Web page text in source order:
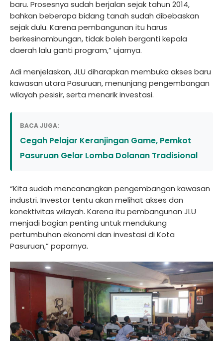
baru. Prosesnya sudah berjalan sejak tahun 2014,
bahkan beberapa bidang tanah sudah dibebaskan
sejak dulu. Karena pembangunan itu harus
berkesinambungan, tidak boleh berganti kepala
daerah lalu ganti program,” ujarnya.
Adi menjelaskan, JLU diharapkan membuka akses baru
kawasan utara Pasuruan, menunjang pengembangan
wilayah pesisir, serta menarik investasi.
BACA JUGA:
Cegah Pelajar Keranjingan Game, Pemkot
Pasuruan Gelar Lomba Dolanan Tradisional
“Kita sudah mencanangkan pengembangan kawasan
industri. Investor tentu akan melihat akses dan
konektivitas wilayah. Karena itu pembangunan JLU
menjadi bagian penting untuk mendukung
pertumbuhan ekonomi dan investasi di Kota
Pasuruan,” paparnya.